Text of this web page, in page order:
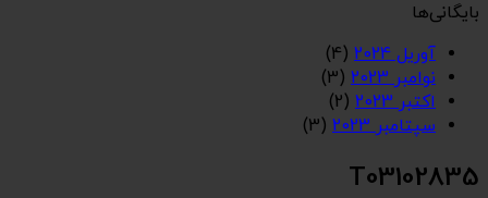
بایگانی‌ها
آوریل 2024
(4)
نوامبر 2023
(3)
اکتبر 2023
(2)
سپتامبر 2023
(3)
T03102835